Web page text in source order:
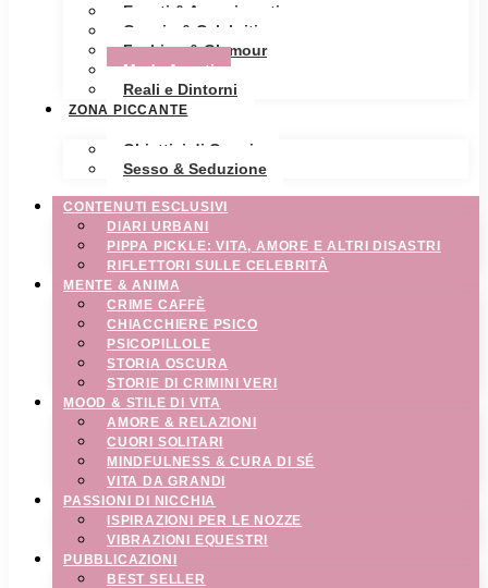
Eventi & Avvenimenti
Gossip & Celebrities
Fashion & Glamour
Moda Avanti
Reali e Dintorni
ZONA PICCANTE
Obiettivi di Coppia
Sesso & Seduzione
CONTENUTI ESCLUSIVI
DIARI URBANI
PIPPA PICKLE: VITA, AMORE E ALTRI DISASTRI
RIFLETTORI SULLE CELEBRITÀ
MENTE & ANIMA
CRIME CAFFÈ
CHIACCHIERE PSICO
PSICOPILLOLE
STORIA OSCURA
STORIE DI CRIMINI VERI
MOOD & STILE DI VITA
AMORE & RELAZIONI
CUORI SOLITARI
MINDFULNESS & CURA DI SÉ
VITA DA GRANDI
PASSIONI DI NICCHIA
ISPIRAZIONI PER LE NOZZE
VIBRAZIONI EQUESTRI
PUBBLICAZIONI
BEST SELLER